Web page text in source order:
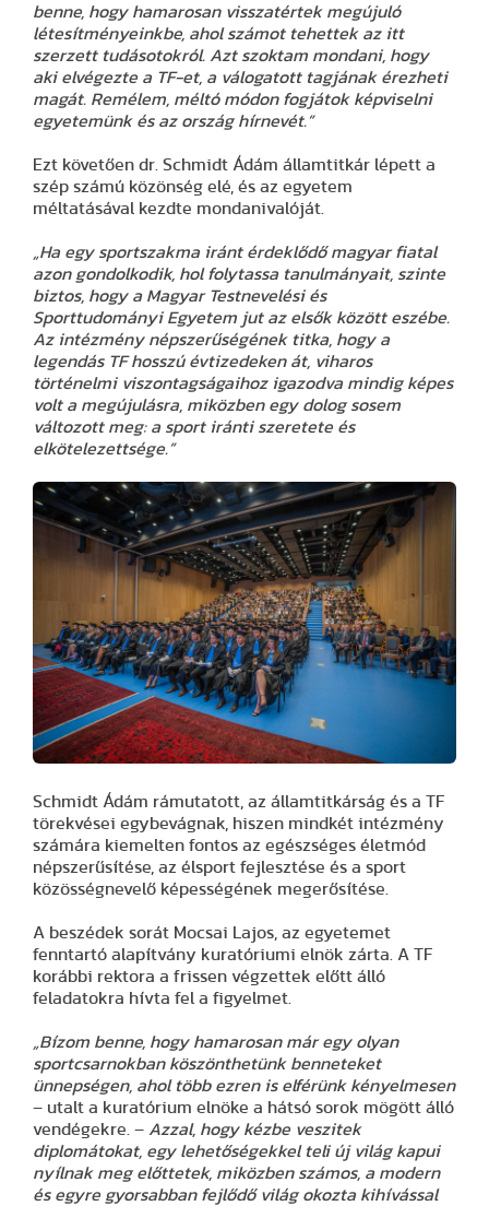
benne, hogy hamarosan visszatértek megújuló
létesítményeinkbe, ahol számot tehettek az itt
szerzett tudásotokról. Azt szoktam mondani, hogy
aki elvégezte a TF-et, a válogatott tagjának érezheti
magát. Remélem, méltó módon fogjátok képviselni
egyetemünk és az ország hírnevét.”
Ezt követően dr. Schmidt Ádám államtitkár lépett a
szép számú közönség elé, és az egyetem
méltatásával kezdte mondanivalóját.
„Ha egy sportszakma iránt érdeklődő magyar fiatal
azon gondolkodik, hol folytassa tanulmányait, szinte
biztos, hogy a Magyar Testnevelési és
Sporttudományi Egyetem jut az elsők között eszébe.
Az intézmény népszerűségének titka, hogy a
legendás TF hosszú évtizedeken át, viharos
történelmi viszontagságaihoz igazodva mindig képes
volt a megújulásra, miközben egy dolog sosem
változott meg: a sport iránti szeretete és
elkötelezettsége.”
Schmidt Ádám rámutatott, az államtitkárság és a TF
törekvései egybevágnak, hiszen mindkét intézmény
számára kiemelten fontos az egészséges életmód
népszerűsítése, az élsport fejlesztése és a sport
közösségnevelő képességének megerősítése.
A beszédek sorát Mocsai Lajos, az egyetemet
fenntartó alapítvány kuratóriumi elnök zárta. A TF
korábbi rektora a frissen végzettek előtt álló
feladatokra hívta fel a figyelmet.
„Bízom benne, hogy hamarosan már egy olyan
sportcsarnokban köszönthetünk benneteket
ünnepségen, ahol több ezren is elférünk kényelmesen
– utalt a kuratórium elnöke a hátsó sorok mögött álló
vendégekre. – Azzal, hogy kézbe veszitek
diplomátokat, egy lehetőségekkel teli új világ kapui
nyílnak meg előttetek, miközben számos, a modern
és egyre gyorsabban fejlődő világ okozta kihívással